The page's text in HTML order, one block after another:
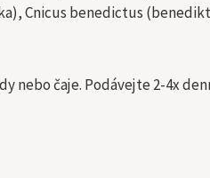
Cnicus benedictus
nebo čaje. Podávejte 2-4x